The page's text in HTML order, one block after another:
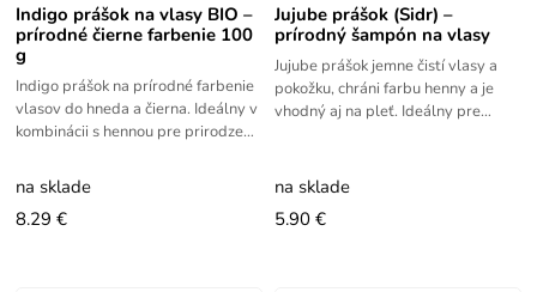
Indigo prášok na vlasy BIO –
prírodné čierne farbenie 100
g
Indigo prášok na prírodné farbenie
vlasov do hneda a čierna. Ideálny v
kombinácii s hennou pre prirodzené
farbivo na vlasy
na sklade
8.29 €
Jujube prášok (Sidr) –
prírodný šampón na vlasy
Jujube prášok jemne čistí vlasy a
pokožku, chráni farbu henny a je
vhodný aj na pleť. Ideálny pre
na sklade
5.90 €